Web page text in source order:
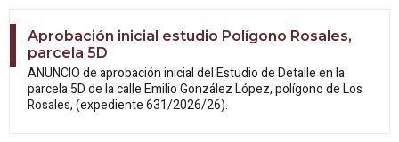
Aprobación inicial estudio Polígono Rosales,
parcela 5D
ANUNCIO de aprobación inicial del Estudiode Detalle en la
parcela 5D de la calle Emilio González López, polígono de Los
Rosales, (expediente 631/2026/26).